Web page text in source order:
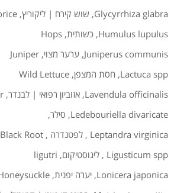
Glycyrrhiza glabra
, שוש קירח | ליקוריץ,
Humulus lupulus
, כשותית,
Hops
Juniperus communis
, ערער מצוי,
Juniper
Lactuca spp
, חסת המצפן,
Wild Lettuce
Lavendula officinalis
, אזוביון רפואי | לבנדר,
Ledebouriella divaricate
, סילר,
Leptandra virginica
, לפטנדרה ,
Black Root
Ligusticum spp
, ליגוסטיקום,
ligutri
Lonicera japonica
, יערה יפנית,